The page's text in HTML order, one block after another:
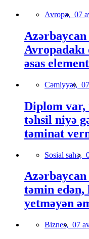
Avropa, 07
əsas
Cəmiyyət,
Diplom var,
təhsil niyə
təminat
Sosial sahə,
təmin
yetməyən
Biznes, 07